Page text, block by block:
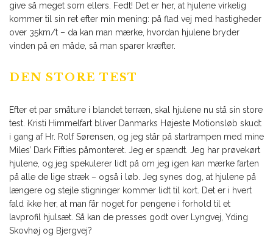
give så meget som ellers. Fedt! Det er her, at hjulene virkelig
kommer til sin ret efter min mening: på flad vej med hastigheder
over 35km/t – da kan man mærke, hvordan hjulene bryder
vinden på en måde, så man sparer kræfter.
DEN STORE TEST
Efter et par småture i blandet terræn, skal hjulene nu stå sin store
test. Kristi Himmelfart bliver Danmarks Højeste Motionsløb skudt
i gang af Hr. Rolf Sørensen, og jeg står på startrampen med mine
Miles’ Dark Fifties påmonteret. Jeg er spændt. Jeg har prøvekørt
hjulene, og jeg spekulerer lidt på om jeg igen kan mærke farten
på alle de lige stræk – også i løb. Jeg synes dog, at hjulene på
længere og stejle stigninger kommer lidt til kort. Det er i hvert
fald ikke her, at man får noget for pengene i forhold til et
lavprofil hjulsæt. Så kan de presses godt over Lyngvej, Yding
Skovhøj og Bjergvej?